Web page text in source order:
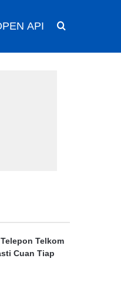
API
Telkom
Cuan Tiap